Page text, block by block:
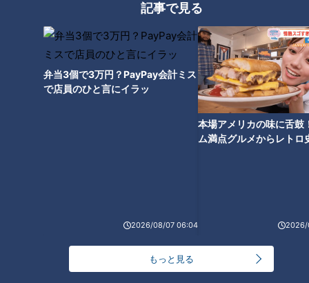
記事で見る
弁当3個で3万円？PayPay会計ミス
で店員のひと言にイラッ
2026/08/07 06:04
本場アメリカの味に舌鼓
ム満点グルメからレトロ
2026/
もっと見る
江戸から明治にかけての時代、異なった文化を持つ西洋人たち
を拒否したり怒らせたりするのではなく、“包み込む”ことで摩
擦を回避したスリッパ。今日の日本外交にも通用しそうな教訓
がそこにある。懐の深い画期的な発明だった。
最後にひと言・・・「スリッパは文化である」。
※CBCラジオ『多田しげおの気分爽快!!～朝からP・O・N』内
この記事の画像を見る